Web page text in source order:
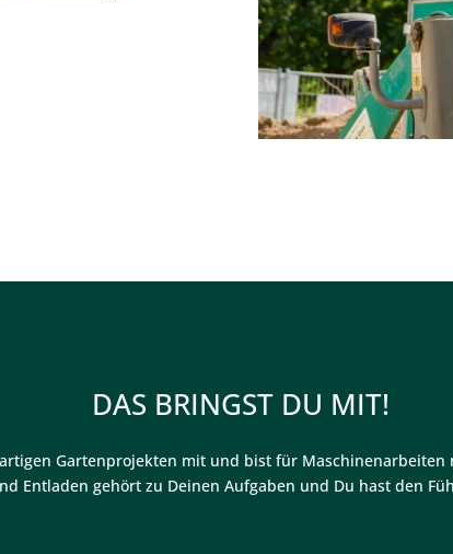
DAS BRINGST DU MIT!
Gartenprojekten mit und bist für Maschinenarbeiten
Entladen gehört zu Deinen Aufgaben und Du hast den